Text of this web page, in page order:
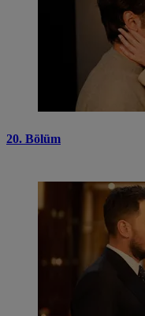
20. Bölüm